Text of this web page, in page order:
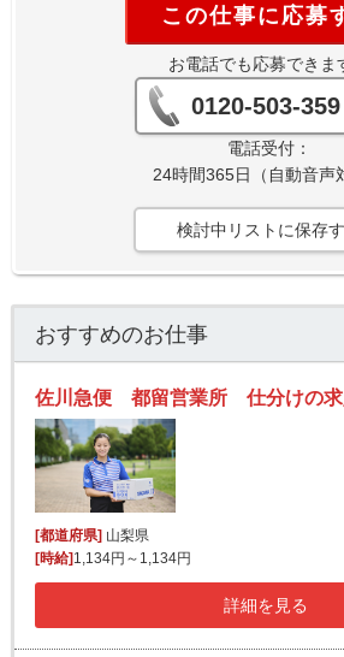
この仕事に応募
お電話でも応募できま
0120-503-359
電話受付：
24時間365日（自動音声
検討中リストに保存
おすすめのお仕事
[都道府県] 山梨県
[時給] 1,134円～1,134円
詳細を見る